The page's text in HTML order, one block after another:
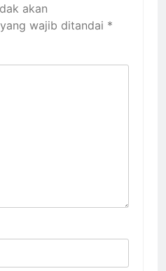
akan
wajib ditandai *